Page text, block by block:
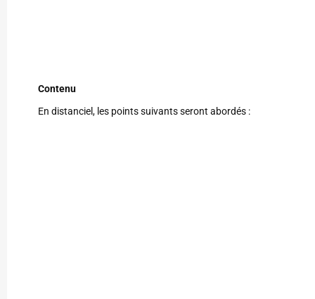
Contenu
En distanciel, les points suivants seront abordés :